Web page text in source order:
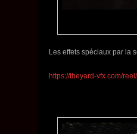
Les effets spéciaux par la
https://theyard-vfx.com/reel/